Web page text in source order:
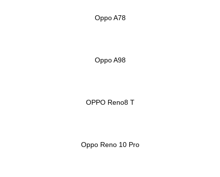
Oppo A78
Oppo A98
OPPO Reno8 T
Oppo Reno 10 Pro